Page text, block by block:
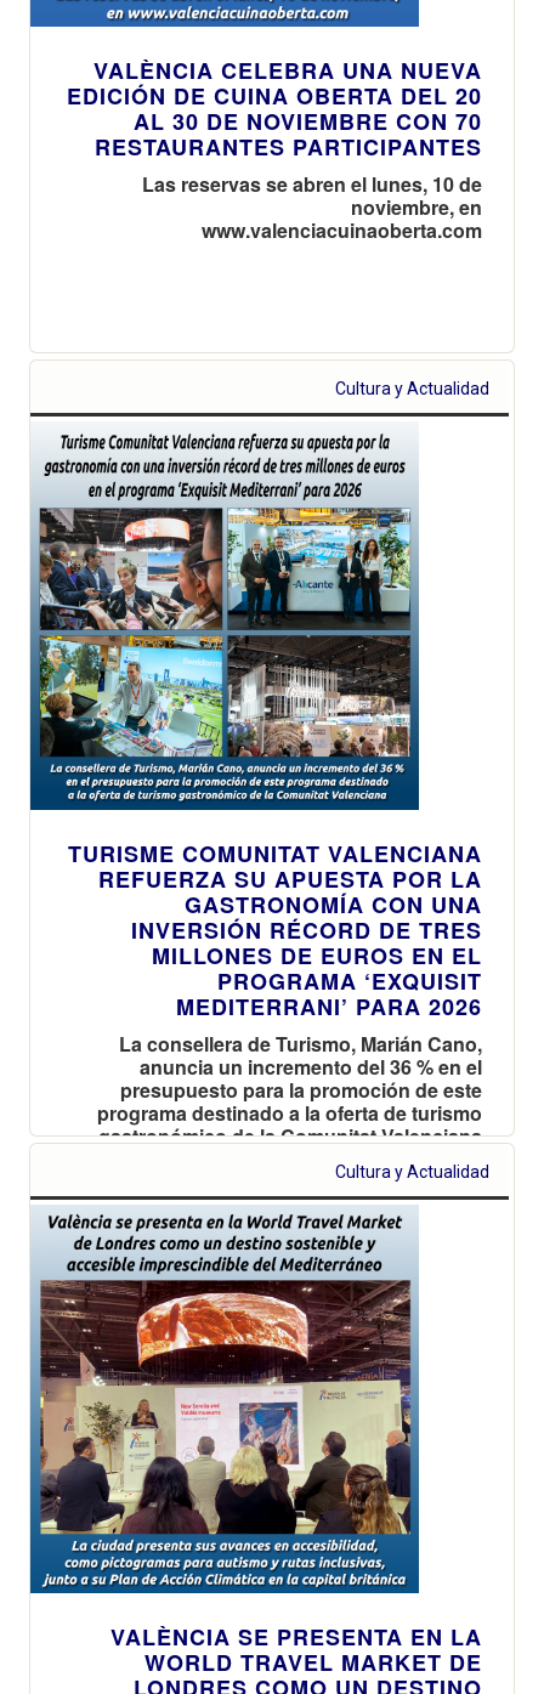
VALÈNCIA CELEBRA UNA NUEVA
EDICIÓN DE CUINA OBERTA DEL 20
AL 30 DE NOVIEMBRE CON 70
RESTAURANTES PARTICIPANTES
Las reservas se abren el lunes, 10 de
noviembre, en
www.valenciacuinaoberta.com
Cultura y Actualidad
TURISME COMUNITAT VALENCIANA
REFUERZA SU APUESTA POR LA
GASTRONOMÍA CON UNA
INVERSIÓN RÉCORD DE TRES
MILLONES DE EUROS EN EL
PROGRAMA ‘EXQUISIT
MEDITERRANI’ PARA 2026
La consellera de Turismo, Marián Cano,
anuncia un incremento del 36 % en el
presupuesto para la promoción de este
programa destinado a la oferta de turismo
gastronómico de la Comunitat Valenciana
Cultura y Actualidad
VALÈNCIA SE PRESENTA EN LA
WORLD TRAVEL MARKET DE